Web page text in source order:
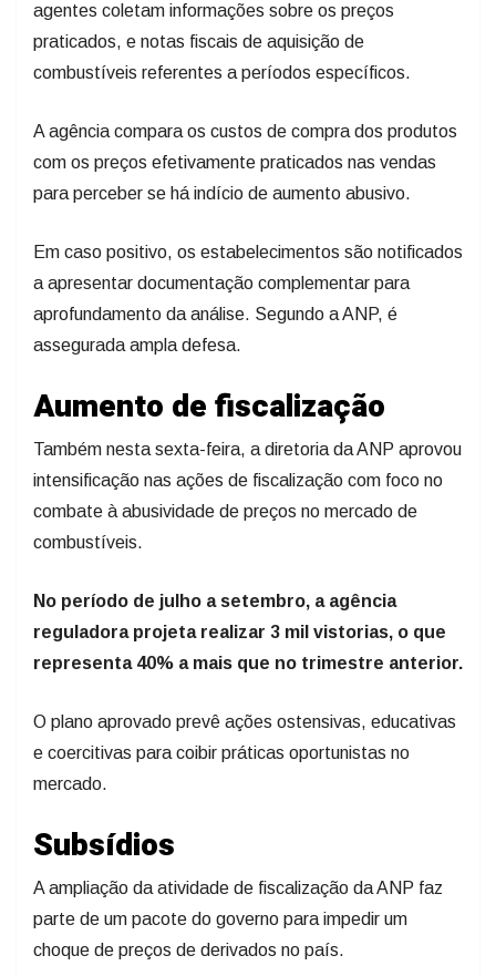
agentes coletam informações sobre os preços
praticados, e notas fiscais de aquisição de
combustíveis referentes a períodos específicos.
A agência compara os custos de compra dos produtos
com os preços efetivamente praticados nas vendas
para perceber se há indício de aumento abusivo.
Em caso positivo, os estabelecimentos são notificados
a apresentar documentação complementar para
aprofundamento da análise. Segundo a ANP, é
assegurada ampla defesa.
Aumento de fiscalização
Também nesta sexta-feira, a diretoria da ANP aprovou
intensificação nas ações de fiscalização com foco no
combate à abusividade de preços no mercado de
combustíveis.
No período de julho a setembro, a agência
reguladora projeta realizar 3 mil vistorias, o que
representa 40% a mais que no trimestre anterior.
O plano aprovado prevê ações ostensivas, educativas
e coercitivas para coibir práticas oportunistas no
mercado.
Subsídios
A ampliação da atividade de fiscalização da ANP faz
parte de um pacote do governo para impedir um
choque de preços de derivados no país.